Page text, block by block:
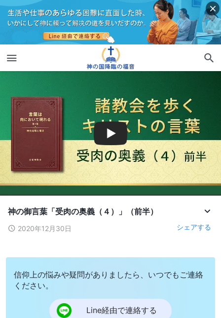
神の御言葉「受肉の奥義（４）」（前半）
2020年12月30日 シェアする
信仰上の悩みや疑問がありましたら、いつでもご連絡
ください。
Line経由で連絡する